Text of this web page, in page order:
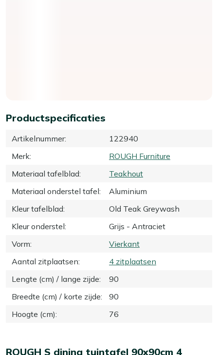
Productspecificaties
Artikelnummer:
122940
Merk:
ROUGH Furniture
Materiaal tafelblad:
Teakhout
Materiaal onderstel tafel:
Aluminium
Kleur tafelblad:
Old Teak Greywash
Kleur onderstel:
Grijs - Antraciet
Vorm:
Vierkant
Aantal zitplaatsen:
4 zitplaatsen
Lengte (cm) / lange zijde:
90
Breedte (cm) / korte zijde:
90
Hoogte (cm): 76
ROUGH S dining tuintafel 90x90cm 4